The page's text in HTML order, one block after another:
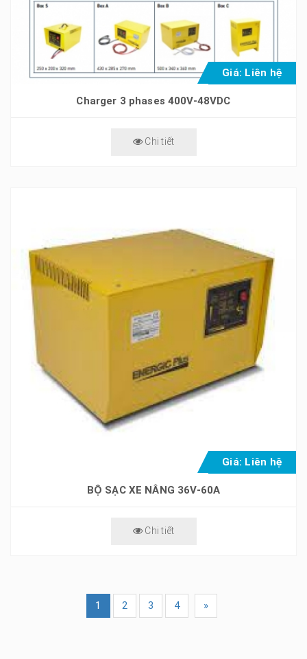
Giá: Liên hệ
Charger 3 phases 400V-48VDC
Chi tiết
Giá: Liên hệ
BỘ SẠC XE NÂNG 36V-60A
Chi tiết
1 2 3 4 »